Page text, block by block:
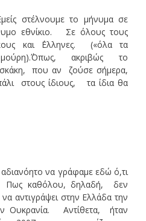
στέλνουμε το μήνυμα σε
εθνίκιο. Σε όλους τους
και ΄Ελληνες. («όλα τα
μούρη).΄Όπως, ακριβώς το
που αν ζούσε σήμερα,
στους ίδιους, τα ίδια θα
να γράφαμε εδώ ό,τι
Πως καθόλου, δηλαδή, δεν
αντιγράψει στην Ελλάδα την
Ουκρανία. Αντίθετα, ήταν